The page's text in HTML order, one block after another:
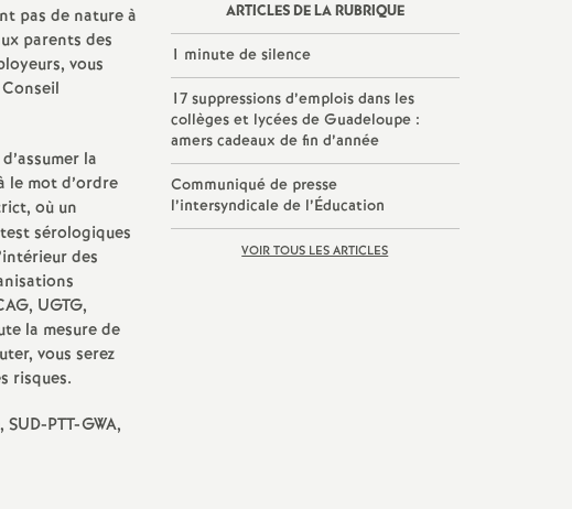
pas de nature à
parents des
vous
la
le mot d’ordre
où un
sérologiques
des
UGTG,
la mesure de
vous serez
risques.
PTT-GWA,
ARTICLES DE LA RUBRIQUE
1 minute de silence
17 suppressions d’emplois dans les
collèges et lycées de Guadeloupe :
amers cadeaux de fin d’année
Communiqué de presse
l’intersyndicale de l’Éducation
VOIR TOUS LES ARTICLES